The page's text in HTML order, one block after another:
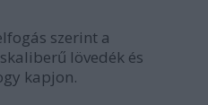
szerint a
lövedék és
kapjon.